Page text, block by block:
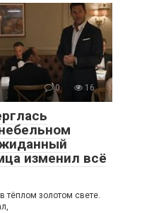
0 16
изменил всё
тёплом золотом свете.